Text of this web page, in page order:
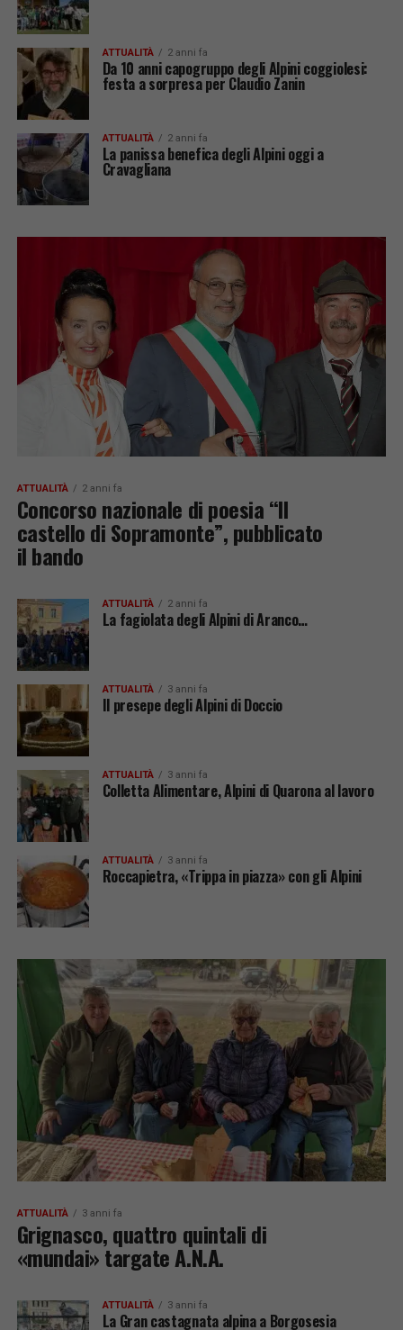
ATTUALITÀ 2 anni fa
Da 10 anni capogruppo degli Alpini coggiolesi:
festa a sorpresa per Claudio Zanin
ATTUALITÀ 2 anni fa
La panissa benefica degli Alpini oggi a
Cravagliana
ATTUALITÀ 2 anni fa
Concorso nazionale di poesia “Il
castello di Sopramonte”, pubblicato
il bando
ATTUALITÀ 2 anni fa
La fagiolata degli Alpini di Aranco…
ATTUALITÀ 3 anni fa
Il presepe degli Alpini di Doccio
ATTUALITÀ 3 anni fa
Colletta Alimentare, Alpini di Quarona al lavoro
ATTUALITÀ 3 anni fa
Roccapietra, «Trippa in piazza» con gli Alpini
ATTUALITÀ 3 anni fa
Grignasco, quattro quintali di
«mundai» targate A.N.A.
ATTUALITÀ 3 anni fa
La Gran castagnata alpina a Borgosesia